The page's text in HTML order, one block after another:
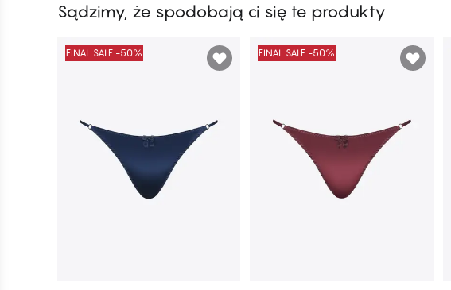
Sądzimy, że spodobają ci się te produkty
FINAL SALE -50% FINAL SALE -50%